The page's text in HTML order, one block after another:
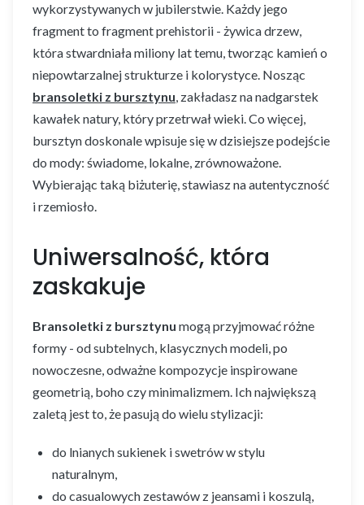
wykorzystywanych w jubilerstwie. Każdy jego
fragment to fragment prehistorii - żywica drzew,
która stwardniała miliony lat temu, tworząc kamień o
niepowtarzalnej strukturze i kolorystyce. Nosząc
bransoletki z bursztynu, zakładasz na nadgarstek
kawałek natury, który przetrwał wieki. Co więcej,
bursztyn doskonale wpisuje się w dzisiejsze podejście
do mody: świadome, lokalne, zrównoważone.
Wybierając taką biżuterię, stawiasz na autentyczność
i rzemiosło.
Uniwersalność, która
zaskakuje
Bransoletki z bursztynu mogą przyjmować różne
formy - od subtelnych, klasycznych modeli, po
nowoczesne, odważne kompozycje inspirowane
geometrią, boho czy minimalizmem. Ich największą
zaletą jest to, że pasują do wielu stylizacji:
do lnianych sukienek i swetrów w stylu
naturalnym,
do casualowych zestawów z jeansami i koszulą,